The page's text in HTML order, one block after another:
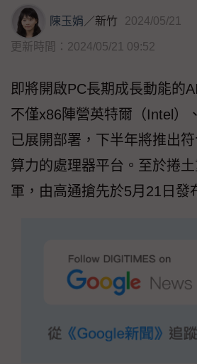
陳玉娟／新竹 2024/05/21
更新時間：2024/05/21 09:52
即將開啟PC長期成長動能的
不僅x86陣營英特爾（Intel）
已展開部署，下半年將推出
算力的處理器平台。至於捲
軍，由高通搶先於5月21日發